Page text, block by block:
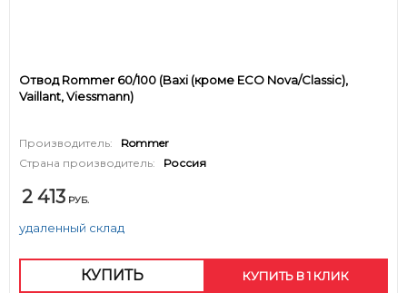
Отвод Rommer 60/100 (Baxi (кроме ECO Nova/Classic),
Vaillant, Viessmann)
Производитель:
Rommer
Страна производитель:
Россия
2 413 РУБ.
удаленный склад
КУПИТЬ КУПИТЬ В 1 КЛИК